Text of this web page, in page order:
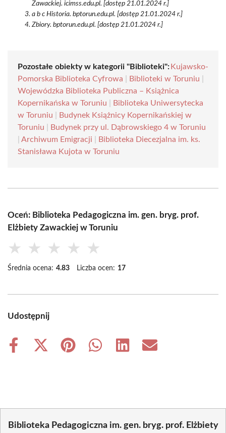
Zawackiej. icimss.edu.pl. [dostęp 21.01.2024 r.]
a b c Historia. bptorun.edu.pl. [dostęp 21.01.2024 r.]
Zbiory. bptorun.edu.pl. [dostęp 21.01.2024 r.]
Pozostałe obiekty w kategorii "Biblioteki": Kujawsko-
Pomorska Biblioteka Cyfrowa
Biblioteki w Toruniu
Wojewódzka Biblioteka Publiczna – Książnica
Kopernikańska w Toruniu
Biblioteka Uniwersytecka
w Toruniu
Budynek Książnicy Kopernikańskiej w
Toruniu
Budynek przy ul. Dąbrowskiego 4 w Toruniu
Archiwum Emigracji
Biblioteka Diecezjalna im. ks.
Stanisława Kujota w Toruniu
Oceń: Biblioteka Pedagogiczna im. gen. bryg. prof.
Elżbiety Zawackiej w Toruniu
★ ★ ★ ★ ★
Średnia ocena: 4.83 Liczba ocen: 17
Udostępnij
Share
Share
Share
Share
Share
Share
Biblioteka Pedagogiczna im. gen. bryg. prof. Elżbiety